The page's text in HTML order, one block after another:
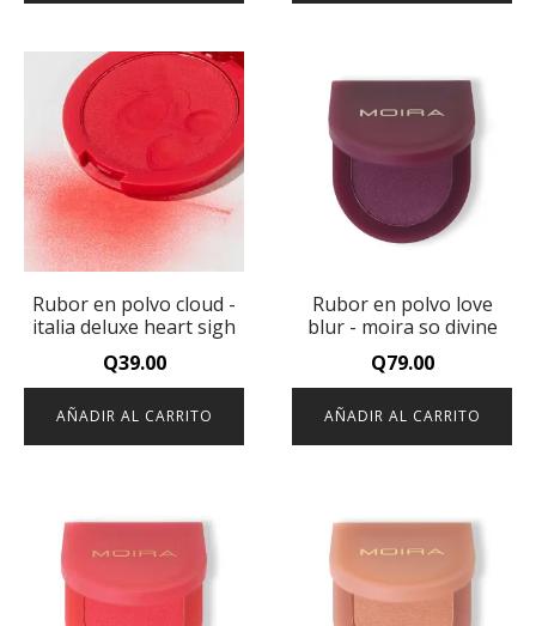
Rubor en polvo cloud -
italia deluxe heart sigh
Q39.00
AÑADIR AL CARRITO
Rubor en polvo love
blur - moira so divine
Q79.00
AÑADIR AL CARRITO